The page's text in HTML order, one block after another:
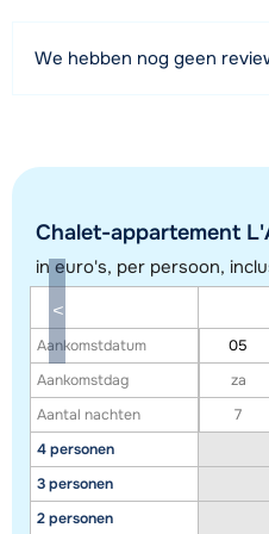
450 meter
Afstand tot skibushalte
We hebben nog geen
Chalet-appartement
in euro's, per persoon,
Aankomstdatum
Aankomstdag
Aantal nachten
4 personen
3 personen
2 personen
05
za
7